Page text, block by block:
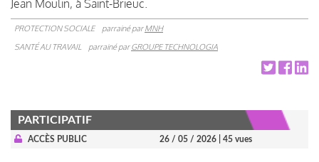
Jean Moulin, à Saint-Brieuc.
PROTECTION SOCIALE parrainé parMNH
SANTÉ AU TRAVAIL
parrainé parGROUPE TECHNOLOGIA
PARTICIPATIF
ACCÈS PUBLIC 26 / 05 / 2026 | 45 vues